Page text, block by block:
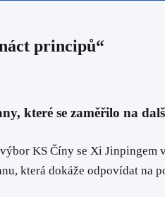
principů“
které se zaměřilo na
KS Číny se Xi Jinpingem
která dokáže odpovídat na